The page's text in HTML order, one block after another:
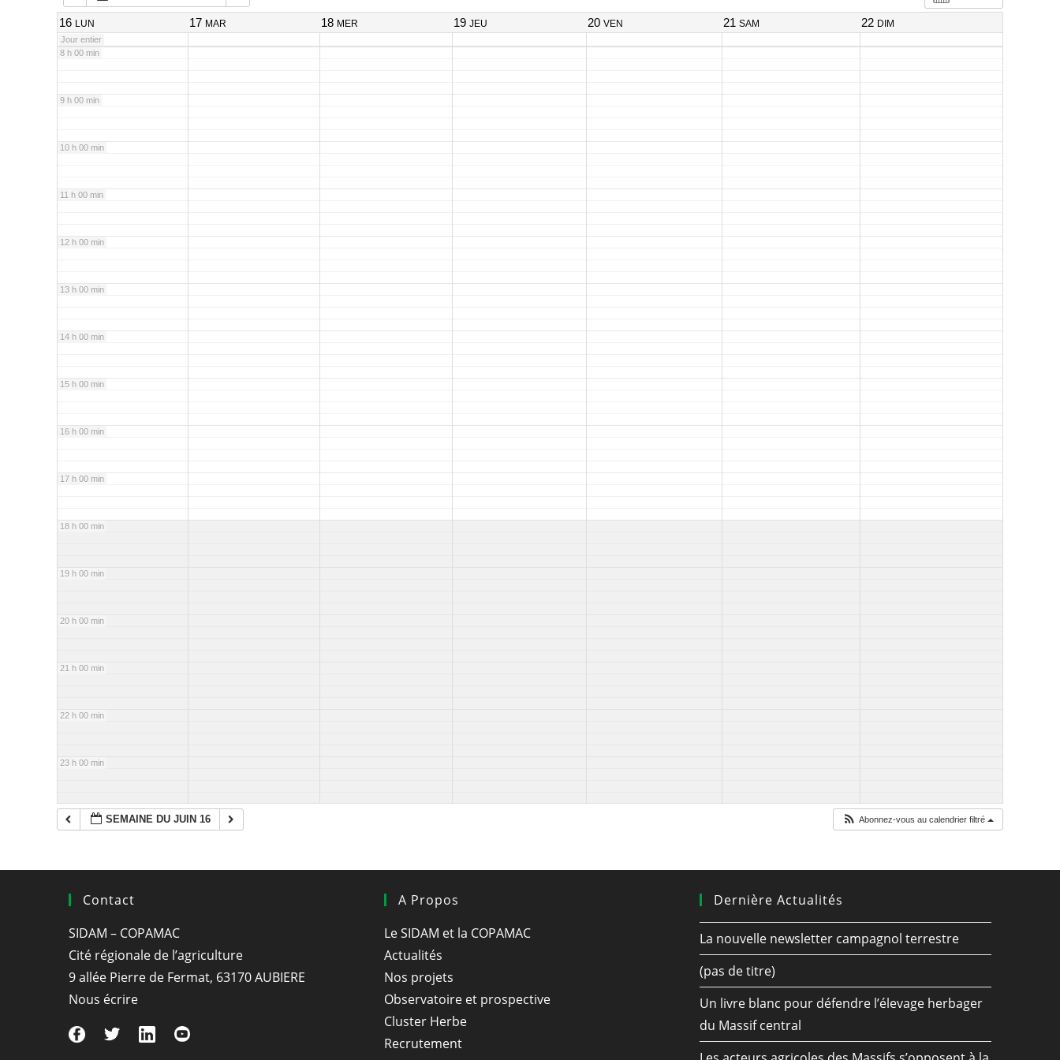
16 LUN 17 MAR 18 MER 19 JEU 20 VEN 21 SAM 22 DIM
Jour entier
7 h 00 min
8 h 00 min
9 h 00 min
10 h 00 min
11 h 00 min
12 h 00 min
13 h 00 min
14 h 00 min
15 h 00 min
16 h 00 min
17 h 00 min
18 h 00 min
19 h 00 min
20 h 00 min
21 h 00 min
22 h 00 min
23 h 00 min
SEMAINE DU JUIN 16 Abonnez-vous au calendrier filtré
Contact
SIDAM – COPAMAC
Cité régionale de l’agriculture
9 allée Pierre de Fermat, 63170 AUBIERE
Nous écrire
A Propos
Le SIDAM et la COPAMAC
Actualités
Nos projets
Observatoire et prospective
Cluster Herbe
Recrutement
Dernière Actualités
La nouvelle newsletter campagnol terrestre
(pas de titre)
Un livre blanc pour défendre l’élevage herbager
du Massif central